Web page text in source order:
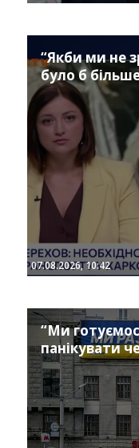
“Якби ми не
було б
07.08.2026, 10:42
“Ми
панікувати